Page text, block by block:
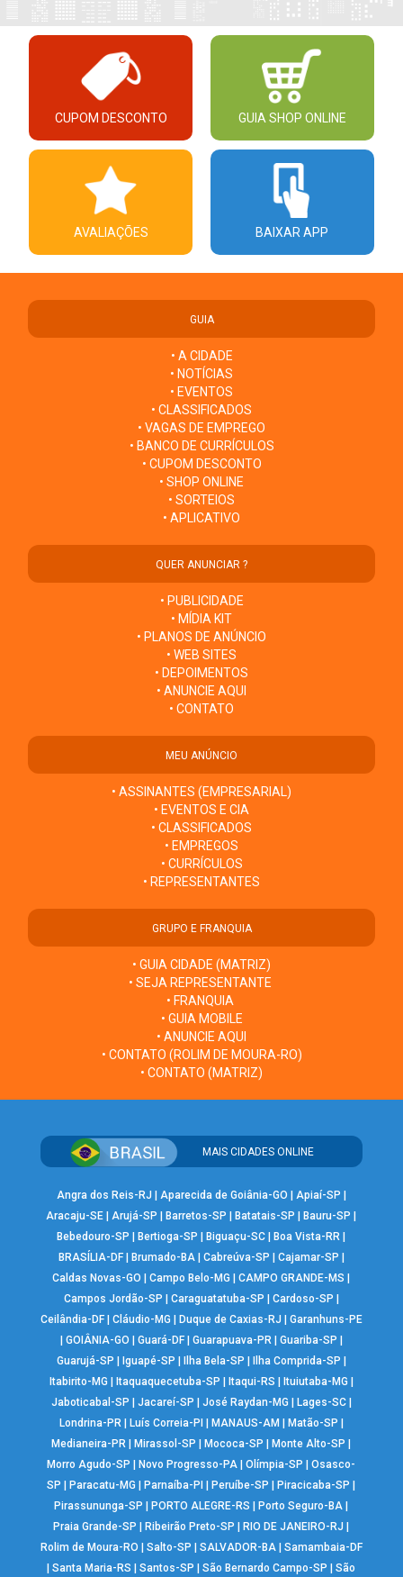
CUPOM DESCONTO GUIA SHOP ONLINE
AVALIAÇÕES BAIXAR APP
GUIA
• A CIDADE
• NOTÍCIAS
• EVENTOS
• CLASSIFICADOS
• VAGAS DE EMPREGO
• BANCO DE CURRÍCULOS
• CUPOM DESCONTO
• SHOP ONLINE
• SORTEIOS
• APLICATIVO
QUER ANUNCIAR ?
• PUBLICIDADE
• MÍDIA KIT
• PLANOS DE ANÚNCIO
• WEB SITES
• DEPOIMENTOS
• ANUNCIE AQUI
• CONTATO
MEU ANÚNCIO
• ASSINANTES (EMPRESARIAL)
• EVENTOS E CIA
• CLASSIFICADOS
• EMPREGOS
• CURRÍCULOS
• REPRESENTANTES
GRUPO E FRANQUIA
• GUIA CIDADE (MATRIZ)
• SEJA REPRESENTANTE
• FRANQUIA
• GUIA MOBILE
• ANUNCIE AQUI
• CONTATO (ROLIM DE MOURA-RO)
• CONTATO (MATRIZ)
MAIS CIDADES ONLINE
Angra dos Reis-RJ Aparecida de Goiânia-GO Apiaí-SP
Aracaju-SE |Arujá-SP Barretos-SP Batatais-SP Bauru-SP
Bebedouro-SP
Bertioga-SP Biguaçu-SC Boa Vista-RR
BRASÍLIA-DF| Brumado-BA| Cabreúva-SP Cajamar-SP
Caldas Novas-GO
|Campo Belo-MG |CAMPO GRANDE-MS
Campos Jordão-SP
Caraguatatuba-SP Cardoso-SP
Ceilândia-DF| Cláudio-MG Duque de Caxias-RJ
Garanhuns-PE
GOIÂNIA-GO Guará-DF| Guarapuava-PR| Guariba-SP
Guarujá-SP
Iguapé-SP Ilha Bela-SP Ilha Comprida-SP
Itabirito-MG
Itaquaquecetuba-SP Itaqui-RS Ituiutaba-MG
Jaboticabal-SP
Jacareí-SP José Raydan-MG Lages-SC|
Londrina-PR| Luís Correia-PI MANAUS-AM Matão-SP
Medianeira-PR
Mirassol-SP Mococa-SP Monte Alto-SP
Morro Agudo-SP
Novo Progresso-PA |Olímpia-SP |Osasco-
SP
Paracatu-MG Parnaíba-PI Peruíbe-SP Piracicaba-SP
Pirassununga-SP
PORTO ALEGRE-RS Porto Seguro-BA
Praia Grande-SP
Ribeirão Preto-SP RIO DE JANEIRO-RJ
Rolim de Moura-RO
Salto-SP SALVADOR-BA| Samambaia-DF
|Santa Maria-RS |Santos-SP |São Bernardo Campo-SP |São